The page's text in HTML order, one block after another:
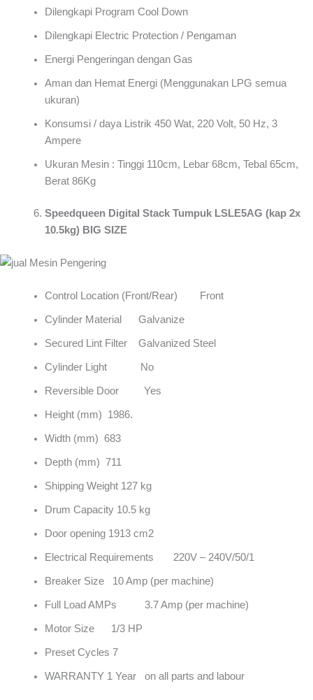
Dilengkapi Program Cool Down
Dilengkapi Electric Protection / Pengaman
Energi Pengeringan dengan Gas
Aman dan Hemat Energi (Menggunakan LPG semua
ukuran)
Konsumsi / daya Listrik 450 Wat, 220 Volt, 50 Hz, 3
Ampere
Ukuran Mesin : Tinggi 110cm, Lebar 68cm, Tebal 65cm,
Berat 86Kg
Speedqueen Digital Stack Tumpuk LSLE5AG (kap 2x
10.5kg) BIG SIZE
Control Location (Front/Rear) Front
Cylinder Material Galvanize
Secured Lint Filter Galvanized Steel
Cylinder Light No
Reversible Door Yes
Height (mm) 1986.
Width (mm) 683
Depth (mm) 711
Shipping Weight 127 kg
Drum Capacity 10.5 kg
Door opening 1913 cm2
Electrical Requirements 220V – 240V/50/1
Breaker Size 10 Amp (per machine)
Full Load AMPs 3.7 Amp (per machine)
Motor Size 1/3 HP
Preset Cycles 7
WARRANTY 1 Year on all parts and labour